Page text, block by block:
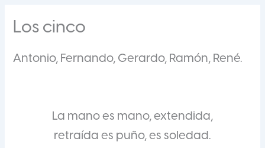
Los cinco
Antonio, Fernando, Gerardo, Ramón, René.
La mano es mano, extendida,
retraída es puño, es soledad.